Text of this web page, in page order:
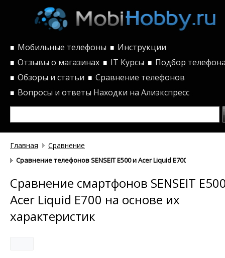
■ Мобильные телефоны ■ Инструкции
■ Отзывы о магазинах ■ IT Курсы ■ Подбор
■ Обзоры и статьи ■ Сравнение телефонов
■ Вопросы и ответы Находки на Алиэкспресс
Главная Сравнение
Сравнение телефонов SENSEIT E500 и Acer Liquid E700 по
Сравнение смартфонов SENSEIT
Acer Liquid E700 на основе их
характеристик